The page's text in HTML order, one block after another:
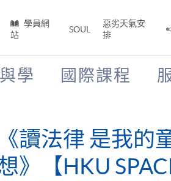
學員網
站
SOUL
惡劣天氣安
排
學 國際課程
《讀法律 是我的
》【HKU